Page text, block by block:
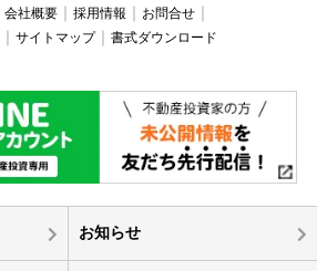
会社概要 採用情報
お問合せ
サイトマップ 書式ダウンロード
お知らせ